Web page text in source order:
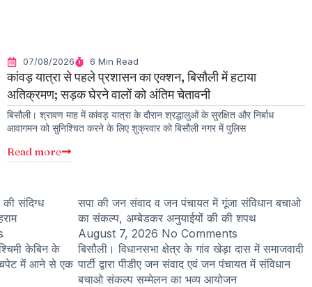
07/08/2026 6 Min Read
कांवड़ यात्रा से पहले प्रशासन का एक्शन, बिसौली में हटाया
अतिक्रमण; सड़क घेरने वालों को अंतिम चेतावनी
बिसौली। श्रावण माह में कांवड़ यात्रा के दौरान श्रद्धालुओं के सुरक्षित और निर्बाध
आवागमन को सुनिश्चित करने के लिए शुक्रवार को बिसौली नगर में पुलिस
Read more
संदिग्ध
केबिन के
चपेट में आने से एक
सपा की जन संवाद व जन पंचायत में गूंजा संविधान बचाओ
का संकल्प, अम्बेडकर अनुयाईयों की की शपथ
August 7, 2026 No Comments
बिसौली। विधानसभा क्षेत्र के गांव खेड़ा दास में समाजवादी
पार्टी द्वारा पीडीए जन संवाद एवं जन पंचायत में संविधान
बचाओ संकल्प सम्मेलन का भव्य आयोजन